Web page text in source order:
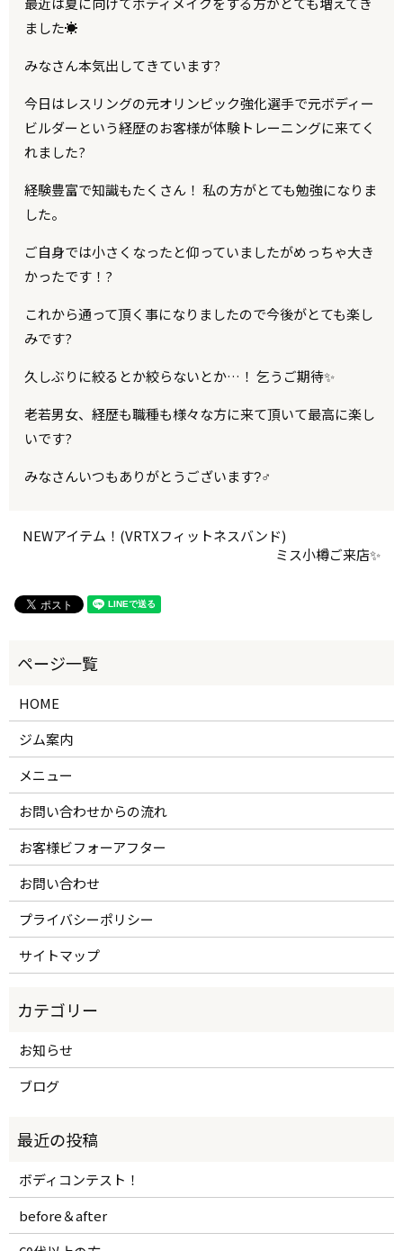
ました☀️
みなさん本気出してきています?
今日はレスリングの元オリンピック強化選手で元ボディー
ビルダーという経歴のお客様が体験トレーニングに来てく
れました?
経験豊富で知識もたくさん！ 私の方がとても勉強になりま
した。
ご自身では小さくなったと仰っていましたがめっちゃ大き
かったです！?
これから通って頂く事になりましたので今後がとても楽し
みです?
久しぶりに絞るとか絞らないとか…！ 乞うご期待✨
老若男女、経歴も職種も様々な方に来て頂いて最高に楽し
いです?
みなさんいつもありがとうございます?‍♂
NEWアイテム！(VRTXフィットネスバンド)
ミス小樽ご来店✨
HOME
ジム案内
メニュー
お問い合わせからの流れ
お客様ビフォーアフター
お問い合わせ
プライバシーポリシー
サイトマップ
お知らせ
ブログ
ボディコンテスト！
before＆after